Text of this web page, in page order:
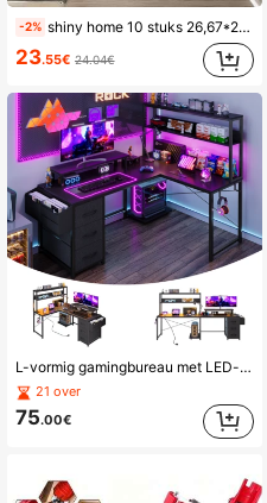
-2% shiny home 10 stuks 26,67*26,67 cm zelfklevende muurstickers, waterdichte keukenachterwand, nieuw decoratief materiaal voor keukenrenovatie, eenvoudige DIY-installatie.
23.55€ 24.04€
L-vormig gamingbureau met LED-verlichting, 148x100x75cm groot hoekcomputerbureau met 3 laden, gamingtafel met monitorstandaard & stroompunt (2 AC + 1 USB + 1 Type-C), omkeerbaar ontwerp, zwart
21 over
75.00€